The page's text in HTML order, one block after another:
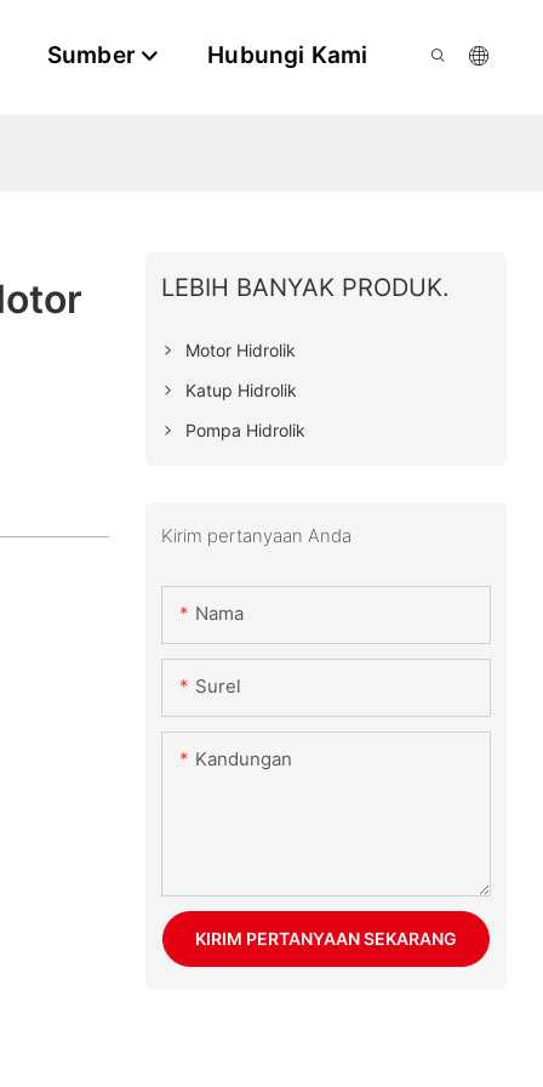
Sumber Hubungi Kami
LEBIH BANYAK PRODUK.
Motor Hidrolik
Katup Hidrolik
Pompa Hidrolik
Kirim pertanyaan Anda
Nama
Surel
Kandungan
KIRIM PERTANYAAN SEKARANG